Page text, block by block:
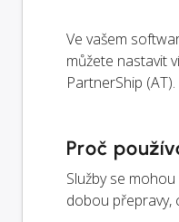
Ve vašem
můžete nastavit
PartnerShip (AT).
Proč
Služby se
dobou přepravy,